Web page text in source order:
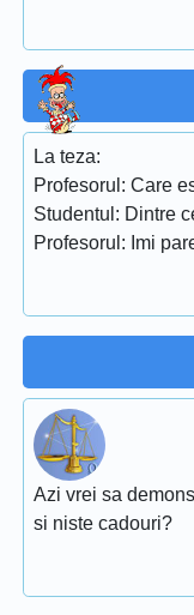
La teza:
Profesorul: Care
Studentul: Dintre
Profesorul: Imi
Azi vrei sa
si niste cadouri?